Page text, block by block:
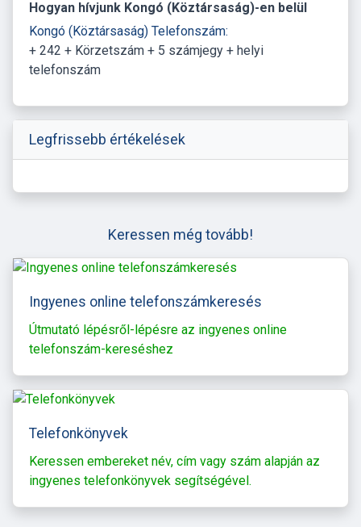
Hogyan hívjunk Kongó (Köztársaság)-en belül
Kongó (Köztársaság) Telefonszám:
+ 242 + Körzetszám + 5 számjegy + helyi
telefonszám
Legfrissebb értékelések
Keressen még tovább!
Ingyenes online telefonszámkeresés
Útmutató lépésről-lépésre az ingyenes online
telefonszám-kereséshez
Telefonkönyvek
Keressen embereket név, cím vagy szám alapján az
ingyenes telefonkönyvek segítségével.